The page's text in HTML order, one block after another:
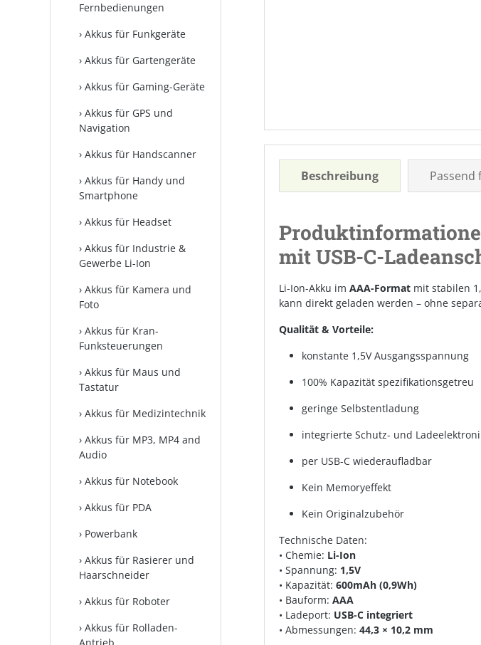
Fernbedienungen
Akkus für Funkgeräte
Akkus für Gartengeräte
Akkus für Gaming-Geräte
Akkus für GPS und
Navigation
Akkus für Handscanner
Akkus für Handy und
Smartphone
Akkus für Headset
Akkus für Industrie &
Gewerbe Li-Ion
Akkus für Kamera und
Foto
Akkus für Kran-
Funksteuerungen
Akkus für Maus und
Tastatur
Akkus für Medizintechnik
Akkus für MP3, MP4 and
Audio
Akkus für Notebook
Akkus für PDA
Powerbank
Akkus für Rasierer und
Haarschneider
Akkus für Roboter
Akkus für Rolladen-
Beschreibung Passend
mit USB-C-
Li-Ion-Akku im AAA-Format mit stabilen
kann direkt geladen werden – ohne
Qualität & Vorteile:
konstante 1,5V Ausgangsspannung
100% Kapazität spezifikationsgetreu
geringe Selbstentladung
integrierte Schutz- und
per USB-C wiederaufladbar
Kein Memoryeffekt
Kein Originalzubehör
Technische Daten:
• Chemie: Li-Ion
• Spannung: 1,5V
• Kapazität: 600mAh (0,9Wh)
• Bauform: AAA
• Ladeport: USB-C integriert
• Abmessungen: 44,3 × 10,2 mm